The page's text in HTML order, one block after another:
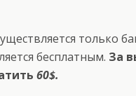
только
бесплатным. За
60$.